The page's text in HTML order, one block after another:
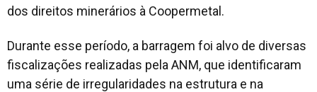
dos direitos minerários à Coopermetal.
Durante esse período, a barragem foi alvo de diversas
fiscalizações realizadas pela ANM, que identificaram
uma série de irregularidades na estrutura e na